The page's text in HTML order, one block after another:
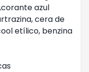
azul
cera de
etílico, benzina